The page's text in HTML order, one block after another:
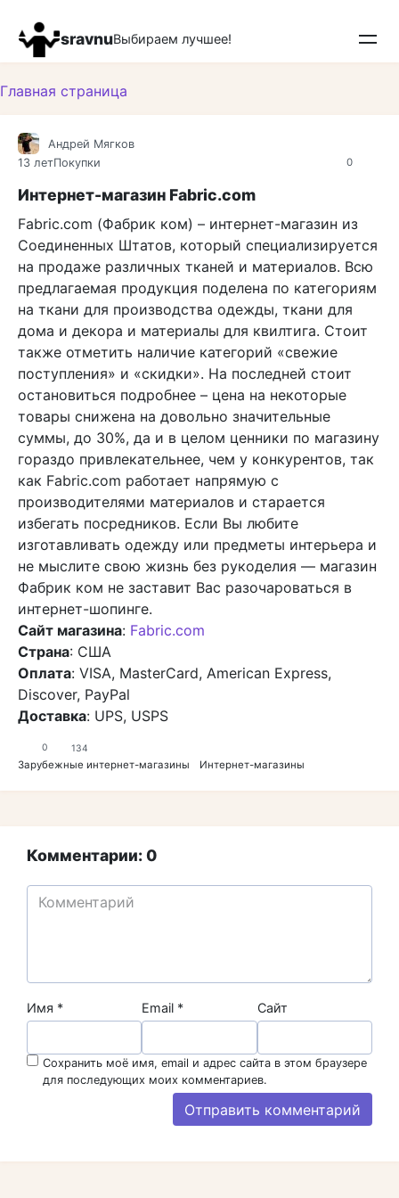
контенту
sravnuВыбираем лучшее!
Главная страница
0
Андрей Мягков
13 летПокупки
Интернет-магазин Fabric.com
Fabric.com (Фабрик ком) – интернет-магазин из
Соединенных Штатов, который специализируется
на продаже различных тканей и материалов. Всю
предлагаемая продукция поделена по категориям
на ткани для производства одежды, ткани для
дома и декора и материалы для квилтига. Стоит
также отметить наличие категорий «свежие
поступления» и «скидки». На последней стоит
остановиться подробнее – цена на некоторые
товары снижена на довольно значительные
суммы, до 30%, да и в целом ценники по магазину
гораздо привлекательнее, чем у конкурентов, так
как Fabric.com работает напрямую с
производителями материалов и старается
избегать посредников. Если Вы любите
изготавливать одежду или предметы интерьера и
не мыслите свою жизнь без рукоделия — магазин
Фабрик ком не заставит Вас разочароваться в
интернет-шопинге.
Сайт магазина: Fabric.com
Страна: США
Оплата: VISA, MasterCard, American Express,
Discover, PayPal
Доставка: UPS, USPS
0 134
Зарубежные интернет-магазины Интернет-магазины
Комментарии: 0
Имя * Email * Сайт
Сохранить моё имя, email и адрес сайта в этом браузере
для последующих моих комментариев.